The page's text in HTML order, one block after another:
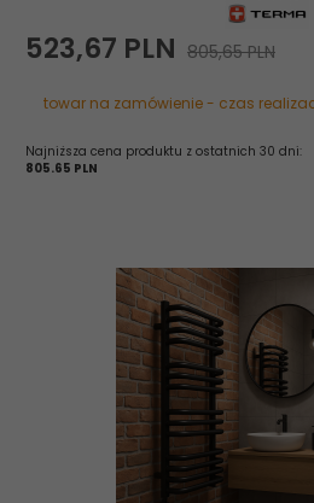
523,67 PLN 805,65 PLN
towar na zamówienie - czas
Najniższa cena produktu z ostatnich 30 dni:
805.65 PLN